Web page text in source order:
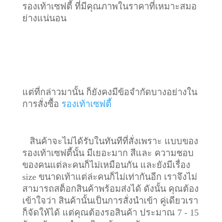
รองเท้าเซฟตี้ ที่มีคุณภาพในราคาที่เหมาะสมอ
ย่างแน่นอน
แต่ที่กล่าวมานั้น ก็ยังคงมีข้อจำกัดบางอย่างใน
การสั่งซื้อ รองเท้าเซฟตี้
สินค้าจะไม่ได้รับในทันทีที่สั่งเพราะ แบบของ
รองเท้าเซฟตี้นั้น มีเยอะมาก สีและ ความชอบ
ของคนแต่ละคนก็ไม่เหมือนกัน และยังมีเรื่อง
size ขนาดเท้าแต่ล่ะคนก็ไม่เท่ากันอีก เราจึงไม่
สามารถสต็อกสินค้าพร้อมส่งได้ ดังนั้น คุณต้อง
เข้าใจว่า สินค้านั้นเป็นการสั่งนำเข้า คู่เดียวเรา
ก็จัดให้ได้ แต่คุณต้องรอสินค้า ประมาณ 7 - 15